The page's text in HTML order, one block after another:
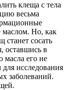
клеща с тела
весьма
маслом. Но, как
станет сосать
оставшись в
его не
исследования
заболеваний.